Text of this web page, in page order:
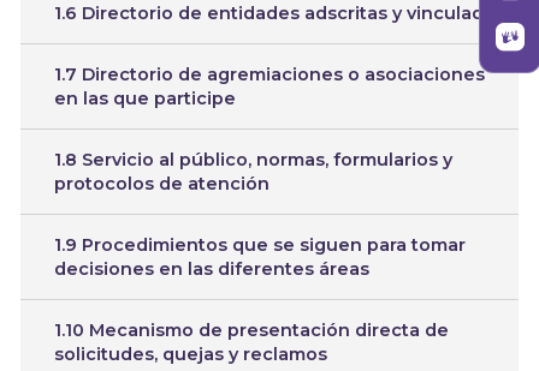
1.6 Directorio de entidades adscritas y vinculada
1.7 Directorio de agremiaciones o asociaciones
en las que participe
1.8 Servicio al público, normas, formularios y
protocolos de atención
1.9 Procedimientos que se siguen para tomar
decisiones en las diferentes áreas
1.10 Mecanismo de presentación directa de
solicitudes, quejas y reclamos